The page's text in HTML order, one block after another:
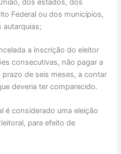
dos estados, dos
Federal ou dos municípios,
autarquias;
a inscrição do eleitor
consecutivas, não pagar a
de seis meses, a contar
deveria ter comparecido.
é considerado uma eleição
para efeito de